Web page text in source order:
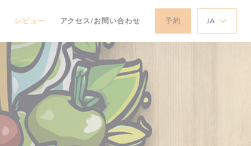
レビュー アクセス/お問い合わせ 予約 JA